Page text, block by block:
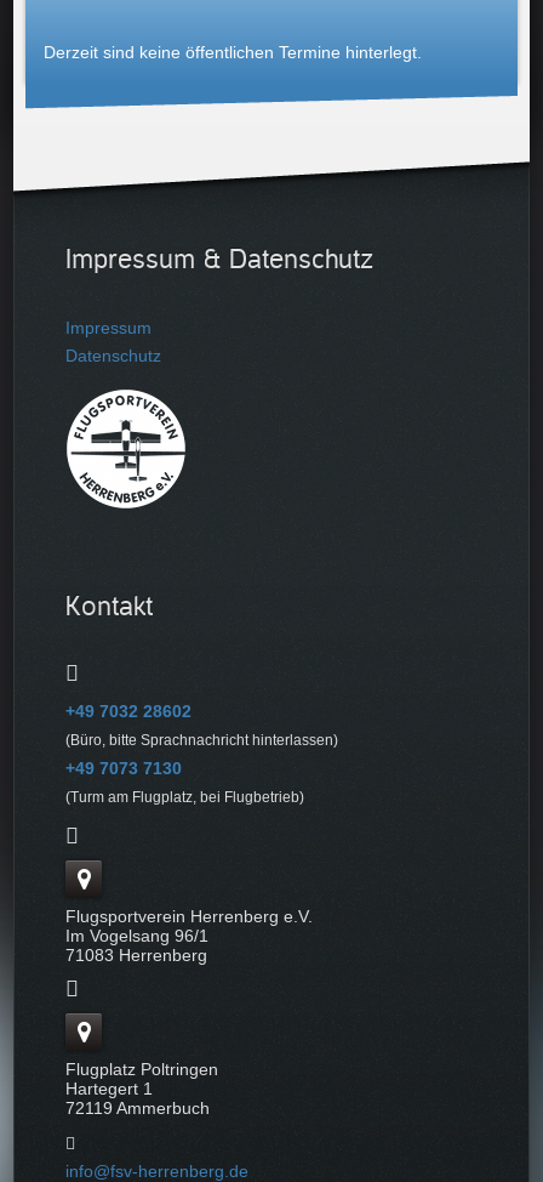
Derzeit sind keine öffentlichen Termine hinterlegt.
Impressum & Datenschutz
Impressum
Datenschutz
Kontakt
+49 7032 28602
(Büro, bitte Sprachnachricht hinterlassen)
+49 7073 7130
(Turm am Flugplatz, bei Flugbetrieb)
Flugsportverein Herrenberg e.V.
Im Vogelsang 96/1
71083 Herrenberg
Flugplatz Poltringen
Hartegert 1
72119 Ammerbuch
info@fsv-herrenberg.de